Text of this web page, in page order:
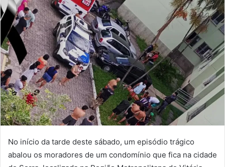
No início da tarde deste sábado, um episódio trágico
abalou os moradores de um condomínio que fica na cidade